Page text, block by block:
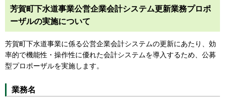
芳賀町下水道事業公営企業会計システム更新業務プロポ
ーザルの実施について
芳賀町下水道事業に係る公営企業会計システムの更新にあたり、効
率的で機能性・操作性に優れた会計システムを導入するため、公募
型プロポーザルを実施します。
業務名